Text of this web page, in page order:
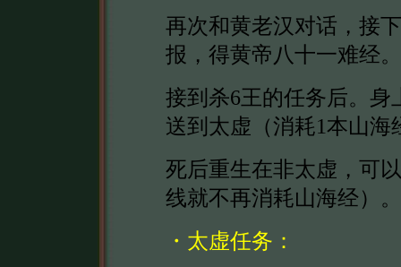
再次和黄老汉对话，接
报，得黄帝八十一难经。
接到杀6王的任务后。
送到太虚（消耗1本山海
死后重生在非太虚，可
线就不再消耗山海经）。
・太虚任务：